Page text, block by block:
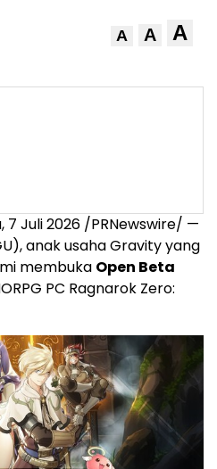
A A A
7 Juli 2026 /PRNewswire/ —
anak usaha Gravity yang
membuka Open Beta
PC Ragnarok Zero: